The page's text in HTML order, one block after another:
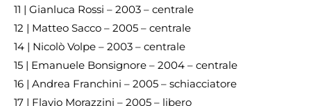
11 | Gianluca Rossi – 2003 – centrale
12 | Matteo Sacco – 2005 – centrale
14 | Nicolò Volpe – 2003 – centrale
15 | Emanuele Bonsignore – 2004 – centrale
16 | Andrea Franchini – 2005 – schiacciatore
17 | Flavio Morazzini – 2005 – libero